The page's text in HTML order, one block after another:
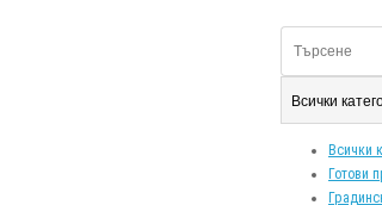
Всички
Всички
Готови